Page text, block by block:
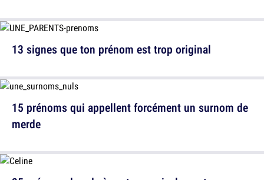
15 prénoms qui appellent forcément un surnom de
merde
13 signes que ton prénom est trop original